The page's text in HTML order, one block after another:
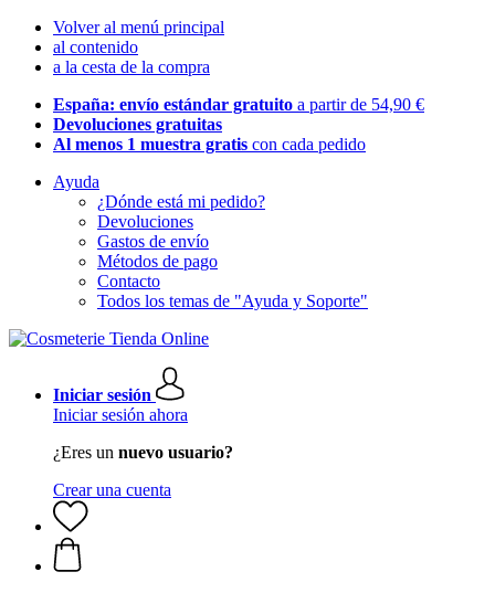
Volver al menú principal
al contenido
a la cesta de la compra
España: envío estándar gratuito a partir de 54,90 €
Devoluciones gratuitas
Al menos 1 muestra gratis con cada pedido
Ayuda
¿Dónde está mi pedido?
Devoluciones
Gastos de envío
Métodos de pago
Contacto
Todos los temas de "Ayuda y Soporte"
Iniciar sesión
Iniciar sesión ahora
¿Eres un nuevo usuario?
Crear una cuenta